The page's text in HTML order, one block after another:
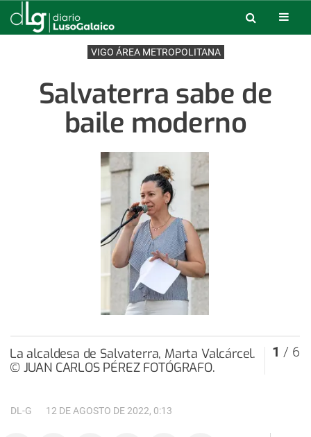
VIGO ÁREA METROPOLITANA
Salvaterra sabe de
baile moderno
La alcaldesa de Salvaterra, Marta Valcárcel.
© JUAN CARLOS PÉREZ FOTÓGRAFO.
1 / 6
12 DE AGOSTO DE 2022, 0:13
DL-G